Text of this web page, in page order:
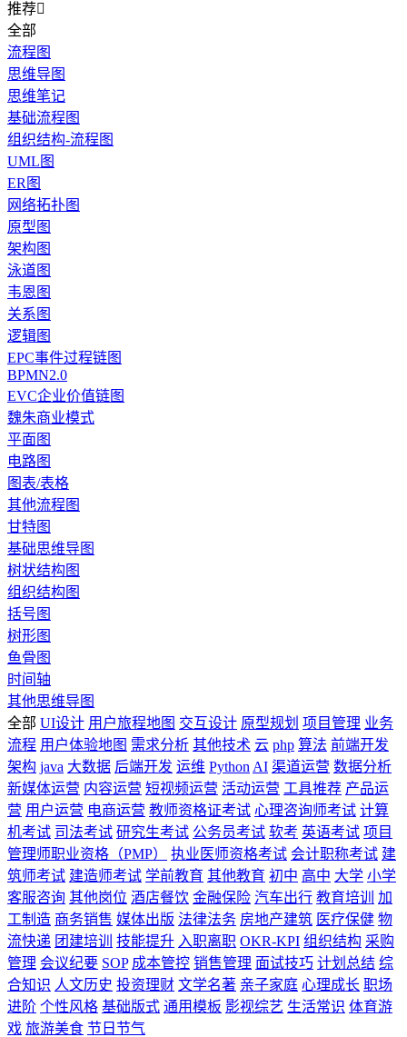
推荐
全部
流程图
思维导图
思维笔记
基础流程图
组织结构-流程图
UML图
ER图
网络拓扑图
原型图
架构图
泳道图
韦恩图
关系图
逻辑图
EPC事件过程链图
BPMN2.0
EVC企业价值链图
魏朱商业模式
平面图
电路图
图表/表格
其他流程图
甘特图
基础思维导图
树状结构图
组织结构图
括号图
树形图
鱼骨图
时间轴
其他思维导图
全部 UI设计 用户旅程地图 交互设计 原型规划 项目管理 业务
流程 用户体验地图 需求分析 其他技术 云 php 算法 前端开发
架构 java 大数据 后端开发 运维 Python AI 渠道运营 数据分析
新媒体运营 内容运营 短视频运营 活动运营 工具推荐 产品运
营 用户运营 电商运营 教师资格证考试 心理咨询师考试 计算
机考试 司法考试 研究生考试 公务员考试 软考 英语考试 项目
管理师职业资格（PMP）
执业医师资格考试 会计职称考试 建
筑师考试 建造师考试 学前教育 其他教育 初中 高中 大学 小学
客服咨询 其他岗位 酒店餐饮 金融保险 汽车出行 教育培训
加
工制造 商务销售 媒体出版 法律法务 房地产建筑 医疗保健 物
流快递 团建培训 技能提升 入职离职 OKR-KPI 组织结构 采购
管理 会议纪要 SOP 成本管控 销售管理 面试技巧 计划总结 综
合知识 人文历史 投资理财 文学名著 亲子家庭 心理成长 职场
进阶 个性风格 基础版式 通用模板 影视综艺 生活常识 体育游
戏 旅游美食 节日节气